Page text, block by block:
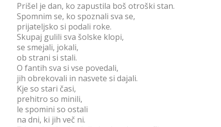
Prišel je dan, ko zapustila boš otroški stan.
Spomnim se, ko spoznali sva se,
prijateljsko si podali roke.
Skupaj gulili sva šolske klopi,
se smejali, jokali,
ob strani si stali.
O fantih sva si vse povedali,
jih obrekovali in nasvete si dajali.
Kje so stari časi,
prehitro so minili,
le spomini so ostali
na dni, ki jih več ni.